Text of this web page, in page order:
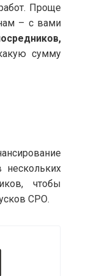
Проще
– с вами
сумму
чтобы
СРО.